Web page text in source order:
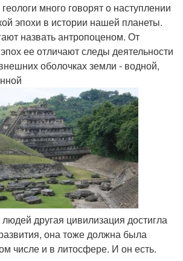
много говорят о наступлении
эпохи в истории нашей планеты.
назвать антропоценом. От
ее отличают следы деятельности
оболочках земли - водной,
другая цивилизация достигла
она тоже должна была
числе и в литосфере. И он есть.